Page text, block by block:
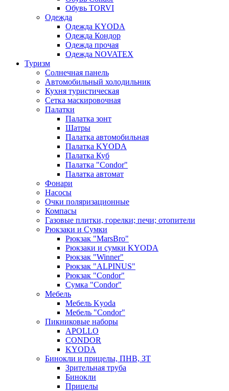
Обувь TORVI
Одежда
Одежда KYODA
Одежда Кондор
Одежда прочая
Одежда NOVATEX
Туризм
Солнечная панель
Автомобильный холодильник
Кухня туристическая
Сетка маскировочная
Палатки
Палатка зонт
Шатры
Палатка автомобильная
Палатка KYODA
Палатка Куб
Палатка "Condor"
Палатка автомат
Фонари
Насосы
Очки поляризационные
Компасы
Газовые плитки, горелки; печи; отопители
Рюкзаки и Сумки
Рюкзак "MarsBro"
Рюкзаки и сумки KYODA
Рюкзак "Winner"
Рюкзак "ALPINUS"
Рюкзак "Condor"
Сумка "Condor"
Мебель
Мебель Kyoda
Мебель "Condor"
Пикниковые наборы
APOLLO
CONDOR
KYODA
Бинокли и прицелы, ПНВ, ЗТ
Зрительная труба
Бинокли
Прицелы